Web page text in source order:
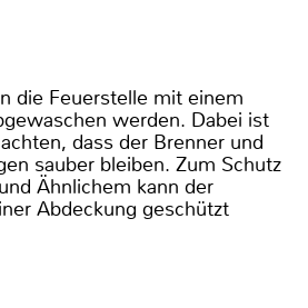
die Feuerstelle mit einem
werden. Dabei ist
dass der Brenner und
sauber bleiben. Zum Schutz
Ähnlichem kann der
Abdeckung geschützt